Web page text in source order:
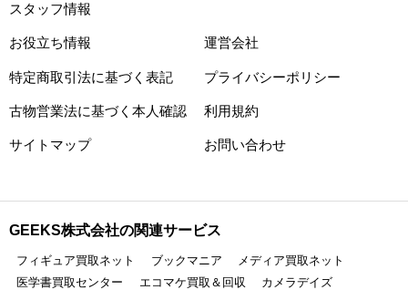
スタッフ情報
お役立ち情報 運営会社
特定商取引法に基づく表記 プライバシーポリシー
古物営業法に基づく本人確認 利用規約
サイトマップ お問い合わせ
GEEKS株式会社の関連サービス
フィギュア買取ネット ブックマニア
メディア買取ネット
医学書買取センター
エコマケ買取＆回収
カメラデイズ